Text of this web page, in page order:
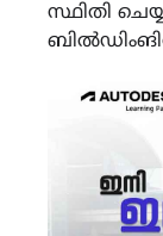
സ്ഥിതി